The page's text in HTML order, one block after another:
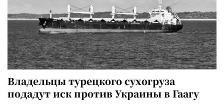
Владельцы турецкого сухогруза
подадут иск против Украины в Гаагу